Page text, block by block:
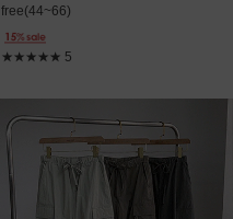
free(44~66)
★★★★★ 5